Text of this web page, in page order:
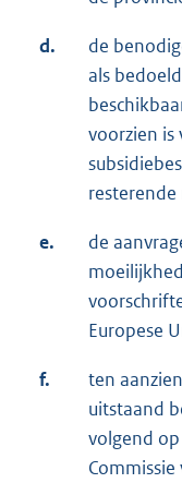
d.
de
als
voorzien is
e.
de
Europese
f.
ten
uitstaand
volgend